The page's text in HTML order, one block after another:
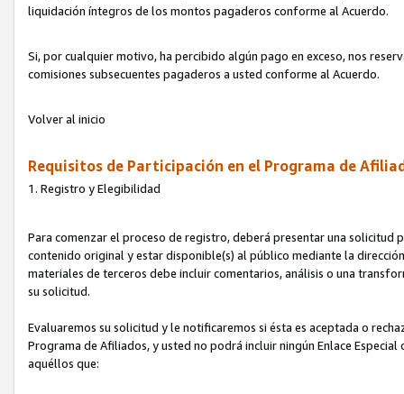
liquidación íntegros de los montos pagaderos conforme al Acuerdo.
Si, por cualquier motivo, ha percibido algún pago en exceso, nos
comisiones subsecuentes pagaderos a usted conforme al Acuerdo.
Volver al inicio
Requisitos de Participación en el Programa de
1. Registro y Elegibilidad
Para comenzar el proceso de registro, deberá presentar una solicitud
contenido original y estar disponible(s) al público mediante la
materiales de terceros debe incluir comentarios, análisis o una
su solicitud.
Evaluaremos su solicitud y le notificaremos si ésta es aceptada o
Programa de Afiliados, y usted no podrá incluir ningún Enlace
aquéllos que: